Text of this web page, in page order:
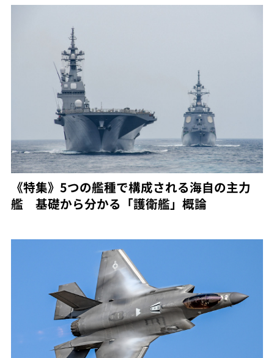
《特集》5つの艦種で構成される海自の主力
艦 基礎から分かる「護衛艦」概論